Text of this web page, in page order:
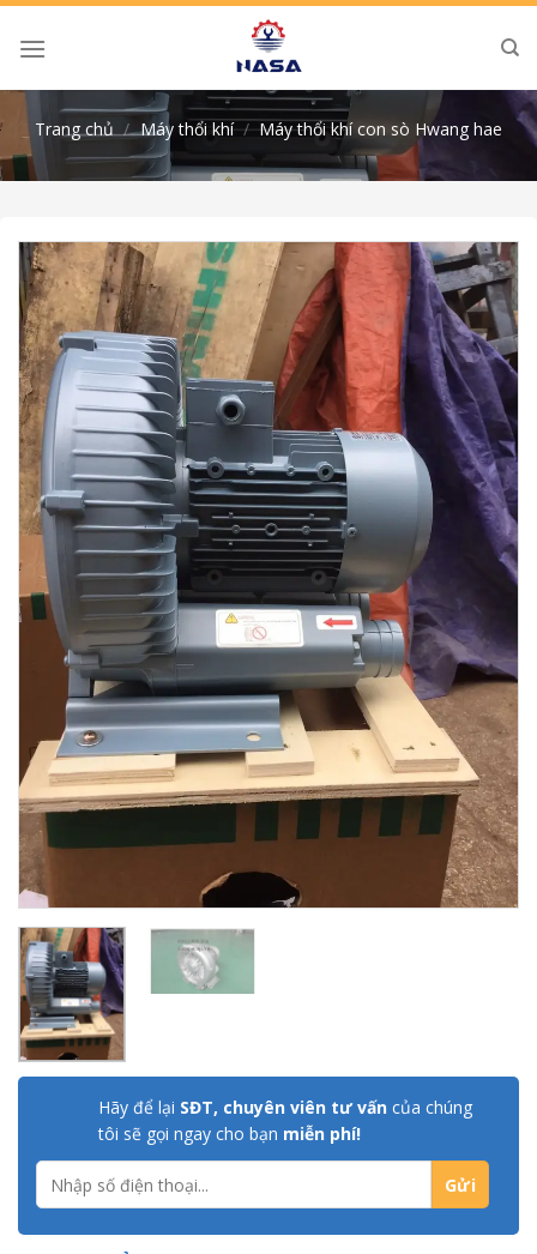
Skip
Trang chủ / Máy thổi khí / Máy thổi khí con sò Hwang hae
Hãy để lại SĐT, chuyên viên tư vấn của chúng
tôi sẽ gọi ngay cho bạn miễn phí!